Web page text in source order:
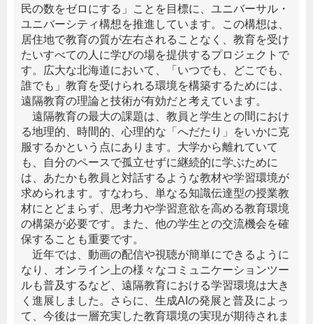
民の数をゼロにする」ことを目標に、ユニバーサル・
ユニバーシティ構想を推進しています。この構想は、
居住地で教育の質が左右されることなく、教育を受け
たいすべての人に学びの場を提供するプロジェクトで
す。広大な北海道において、「いつでも、どこでも、
誰でも」教育を受けられる環境を構築するためには、
遠隔教育の理論と技術が有効だと考えています。
遠隔教育の最大の課題は、教員と学生との間におけ
る地理的、時間的、心理的な「へだたり」をいかに克
服するかという点にあります。大学から離れていて
も、自分のペースで孤立せずに継続的に学ぶために
は、あたかも教員と対話するような教材や学習環境が
求められます。すなわち、単なる知識伝達型の授業教
材にとどまらず、思考力や学習意欲を高める教育環境
の構築が必要です。また、他の学生との交流機会を確
保することも重要です。
近年では、動画の配信や視聴が簡単にできるように
なり、オンライン上の様々なコミュニケーションツー
ルも普及するなど、遠隔教育における学習環境は大き
く進展しました。さらに、生成AIの発展と普及によっ
て、今後は一層充実した教育環境の実現が期待されま